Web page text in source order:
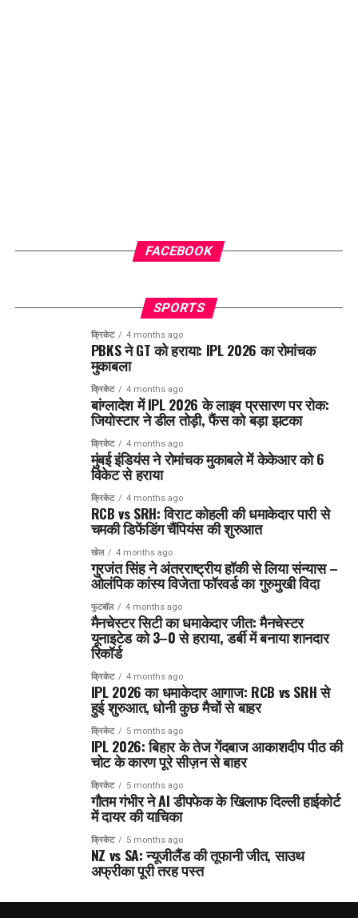
FACEBOOK
SPORTS
क्रिकेट 4 months ago
PBKS ने GT को हराया: IPL 2026 का रोमांचक
मुकाबला
क्रिकेट 4 months ago
बांग्लादेश में IPL 2026 के लाइव प्रसारण पर रोक:
जियोस्टार ने डील तोड़ी, फैंस को बड़ा झटका
क्रिकेट 4 months ago
मुंबई इंडियंस ने रोमांचक मुकाबले में केकेआर को 6
विकेट से हराया
क्रिकेट 4 months ago
RCB vs SRH: विराट कोहली की धमाकेदार पारी से
चमकी डिफेंडिंग चैंपियंस की शुरुआत
खेल 4 months ago
गुरजंत सिंह ने अंतरराष्ट्रीय हॉकी से लिया संन्यास –
ओलंपिक कांस्य विजेता फॉरवर्ड का गुरुमुखी विदा
फुटबॉल 4 months ago
मैनचेस्टर सिटी का धमाकेदार जीत: मैनचेस्टर
यूनाइटेड को 3–0 से हराया, डर्बी में बनाया शानदार
रिकॉर्ड
क्रिकेट 4 months ago
IPL 2026 का धमाकेदार आगाज: RCB vs SRH से
हुई शुरुआत, धोनी कुछ मैचों से बाहर
क्रिकेट 5 months ago
IPL 2026: बिहार के तेज गेंदबाज आकाशदीप पीठ की
चोट के कारण पूरे सीज़न से बाहर
क्रिकेट 5 months ago
गौतम गंभीर ने AI डीपफेक के खिलाफ दिल्ली हाईकोर्ट
में दायर की याचिका
क्रिकेट 5 months ago
NZ vs SA: न्यूजीलैंड की तूफानी जीत, साउथ
अफ्रीका पूरी तरह पस्त